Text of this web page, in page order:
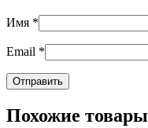
Имя *
Email *
Похожие товары